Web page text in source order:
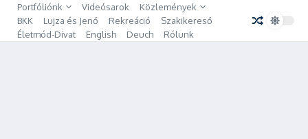
Ugrás a tartalomhoz
Portfóliónk Videósarok
Közlemények
BKK
Lujza és Jenő Rekreáció
Szakikereső
Életmód-Divat
English Deuch Rólunk